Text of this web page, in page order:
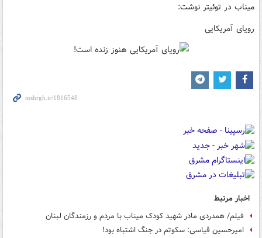
میناب در توئیتر نوشت:
رویای آمریکایی
اخبار مرتبط
فیلم/ همدردی مادر شهید کودک میناب با مردم و رزمندگان لبنان
امیرحسین قیاسی: سکوتم در جنگ اشتباه بود!